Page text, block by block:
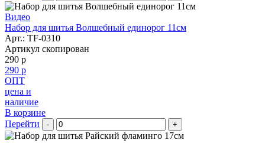
Видео
Набор для шитья Волшебный единорог 11см
Арт.: TF-0310
Артикул скопирован
290 р
290 р
ОПТ
цена и
наличие
В корзине
Перейти
- +